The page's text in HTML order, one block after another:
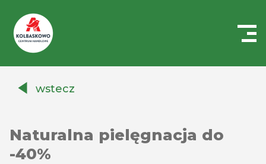
Auchanwstecz
Naturalna pielęgnacja do
-40%